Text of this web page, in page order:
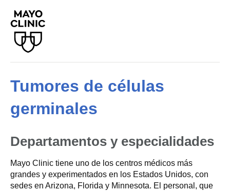
Tumores de células
germinales
Departamentos y especialidades
Mayo Clinic tiene uno de los centros médicos más
grandes y experimentados en los Estados Unidos, con
sedes en Arizona, Florida y Minnesota. El personal, que